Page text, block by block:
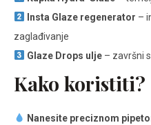
Insta Glaze regenerator –
zaglađivanje
Glaze Drops ulje– završni
Kako koristiti?
Nanesite preciznom